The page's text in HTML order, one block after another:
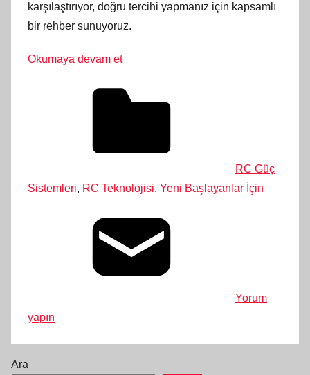
karşılaştırıyor, doğru tercihi yapmanız için kapsamlı
bir rehber sunuyoruz.
Okumaya devam et
RC Güç
Sistemleri, RC Teknolojisi, Yeni Başlayanlar İçin
Yorum
yapın
Ara